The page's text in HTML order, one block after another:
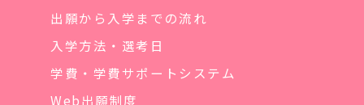
出願から入学までの流れ
入学方法・選考日
学費・学費サポートシステム
Web出願制度